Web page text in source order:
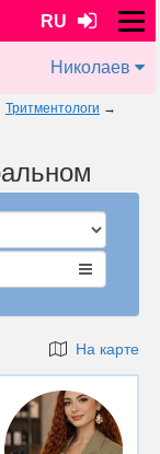
RU
Николаев
Тритментологи →
На карте